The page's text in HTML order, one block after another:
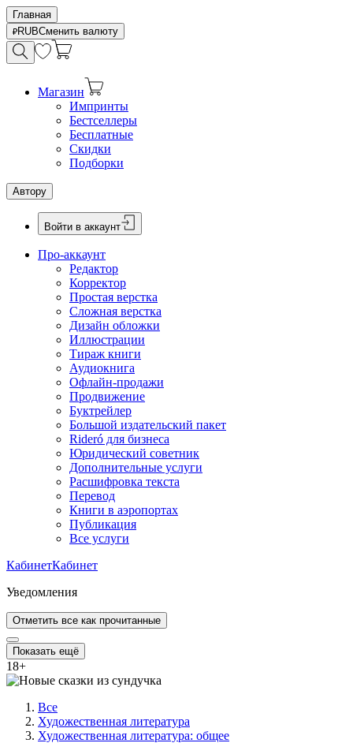
Главная
RUBСменить валюту
Магазин
Импринты
Бестселлеры
Бесплатные
Скидки
Подборки
Автору
Войти в аккаунт
Про-аккаунт
Редактор
Корректор
Простая верстка
Сложная верстка
Дизайн обложки
Иллюстрации
Тираж книги
Аудиокнига
Офлайн-продажи
Продвижение
Буктрейлер
Большой издательский пакет
Rideró для бизнеса
Юридический советник
Дополнительные услуги
Расшифровка текста
Перевод
Книги в аэропортах
Публикация
Все услуги
КабинетКабинет
Уведомления
Отметить все как прочитанные
Показать ещё
18+
Все
Художественная литература
Художественная литература: общее